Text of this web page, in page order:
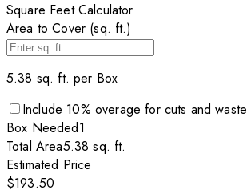
Square Feet Calculator
Area to Cover (sq. ft.)
5.38 sq. ft. per Box
Include 10% overage for cuts and waste
Box Needed1
Total Area5.38 sq. ft.
Estimated Price
$193.50